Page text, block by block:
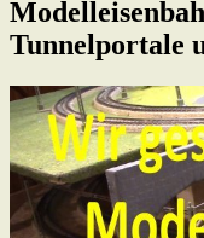
Tunnelportale